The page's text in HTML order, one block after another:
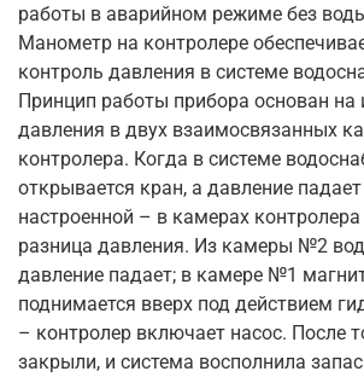
работы в аварийном режиме без
Манометр на контролере
контроль давления в системе
Принцип работы прибора основан на
давления в двух взаимосвязанных
контролера. Когда в системе
открывается кран, а давление
настроенной – в камерах
разница давления. Из камеры №2
давление падает; в камере №1
поднимается вверх под действием
– контролер включает насос. После
закрыли, и система восполнила